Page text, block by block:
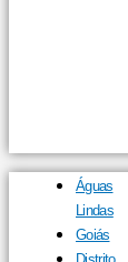
Águas
Lindas
Goiás